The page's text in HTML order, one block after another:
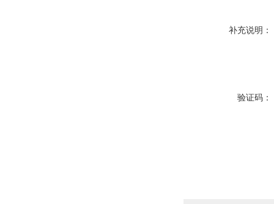
补充说明：
验证码：